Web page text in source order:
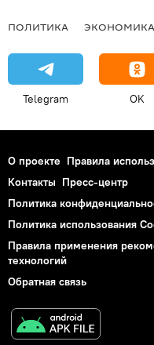
ПОЛИТИКА ЭКОНОМИКА
Telegram OK
О проекте Правила
Контакты Пресс-центр
Политика
Политика использования
Правила применения
технологий
Обратная связь